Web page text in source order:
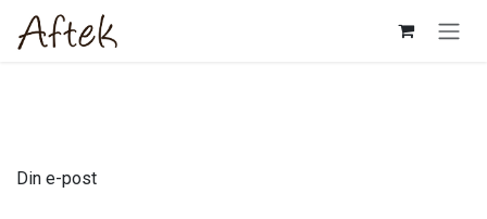
Hoppa till innehåll
Din e-post